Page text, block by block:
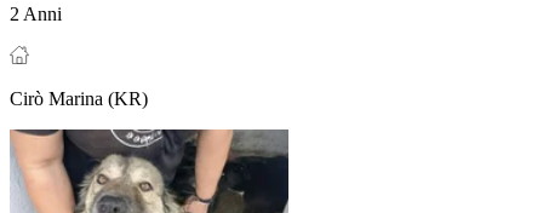
2 Anni
Cirò Marina (KR)